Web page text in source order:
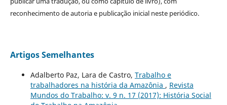
reconhecimento de autoria e publicação inicial neste periódico.
Artigos Semelhantes
Adalberto Paz, Lara de Castro, Trabalho e
trabalhadores na história da Amazônia , Revista
Mundos do Trabalho: v. 9 n. 17 (2017): História Social